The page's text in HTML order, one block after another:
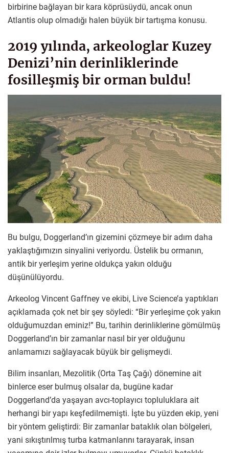
birbirine bağlayan bir kara köprüsüydü, ancak onun
Atlantis olup olmadığı halen büyük bir tartışma konusu.
2019 yılında, arkeologlar Kuzey
Denizi’nin derinliklerinde
fosilleşmiş bir orman buldu!
Bu bulgu, Doggerland’ın gizemini çözmeye bir adım daha
yaklaştığımızın sinyalini veriyordu. Üstelik bu ormanın,
antik bir yerleşim yerine oldukça yakın olduğu
düşünülüyordu.
Arkeolog Vincent Gaffney ve ekibi, Live Science’a yaptıkları
açıklamada çok net bir şey söyledi: “Bir yerleşime çok yakın
olduğumuzdan eminiz!” Bu, tarihin derinliklerine gömülmüş
Doggerland’ın bir zamanlar nasıl bir yer olduğunu
anlamamızı sağlayacak büyük bir gelişmeydi.
Bilim insanları, Mezolitik (Orta Taş Çağı) dönemine ait
binlerce eser bulmuş olsalar da, bugüne kadar
Doggerland’da yaşayan avcı-toplayıcı topluluklara ait
herhangi bir yapı keşfedilmemişti. İşte bu yüzden ekip, yeni
bir yöntem geliştirdi: Bir zamanlar bataklık olan bölgeleri,
yani sıkıştırılmış turba katmanlarını tarayarak, insan